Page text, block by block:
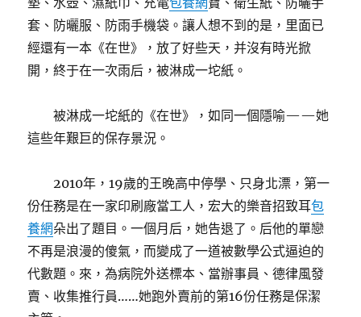
套、防曬服、防雨手機袋。讓人想不到的是，里面已
經還有一本《在世》，放了好些天，并沒有時光掀
開，終于在一次雨后，被淋成一坨紙。
被淋成一坨紙的《在世》，如同一個隱喻——她
這些年艱巨的保存景況。
2010年，19歲的王晚高中停學、只身北漂，第一
份任務是在一家印刷廠當工人，宏大的樂音招致耳包
養網朵出了題目。一個月后，她告退了。后他的單戀
不再是浪漫的傻氣，而變成了一道被數學公式逼迫的
代數題。來，為病院外送標本、當辦事員、德律風發
賣、收集推行員……她跑外賣前的第16份任務是保潔